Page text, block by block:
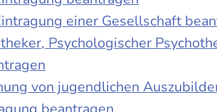
einer Gesellschaft
Psychologischer
von jugendlichen